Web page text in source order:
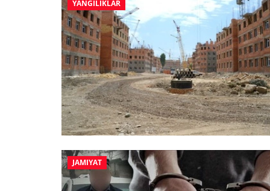
YANGILIKLAR
JAMIYAT